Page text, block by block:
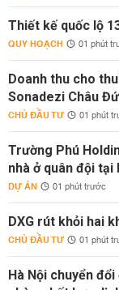
Thiết kế quốc lộ
QUY HOẠCH 01 phút
Doanh thu cho
Sonadezi Châu
CHỦ ĐẦU TƯ 01 phút
Trường Phú
nhà ở quân đội tại
DỰ ÁN 01 phút trước
DXG rút khỏi hai
CHỦ ĐẦU TƯ 01 phút
Hà Nội chuyển